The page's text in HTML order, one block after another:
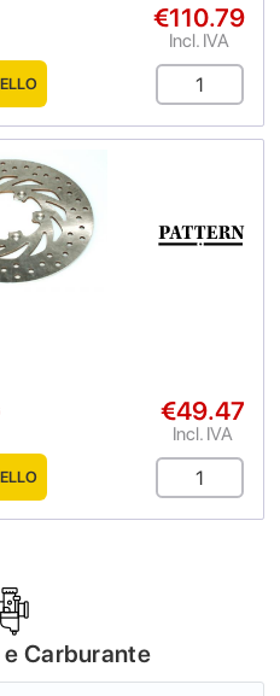
€110.79
Incl. IVA
€49.47
Incl. IVA
Carburante